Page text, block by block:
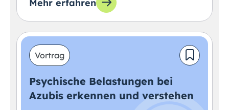
Mehr erfahren
Vortrag
Psychische Belastungen bei
Azubis erkennen und verstehen